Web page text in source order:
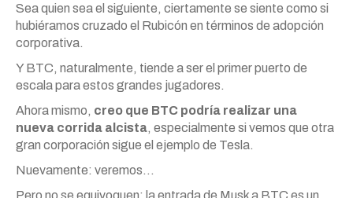
Sea quien sea el siguiente, ciertamente se siente como si
hubiéramos cruzado el Rubicón en términos de adopción
corporativa.
Y BTC, naturalmente, tiende a ser el primer puerto de
escala para estos grandes jugadores.
Ahora mismo, creo que BTC podría realizar una
nueva corrida alcista, especialmente si vemos que otra
gran corporación sigue el ejemplo de Tesla.
Nuevamente: veremos…
Pero no se equivoquen: la entrada de Musk a BTC es un